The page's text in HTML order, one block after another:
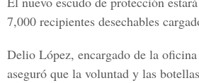
7,000 recipientes desechables
Delio López, encargado de la
aseguró que la voluntad y las